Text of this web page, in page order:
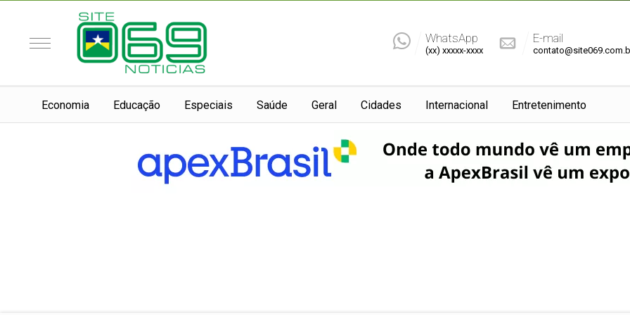
E-mail
WhatsApp
(xx) xxxxx-xxxx
Economia Educação Especiais Saúde Geral Cidades Internacional Entretenimento